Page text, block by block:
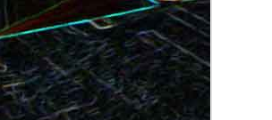
Tatin de tomates cerises à la